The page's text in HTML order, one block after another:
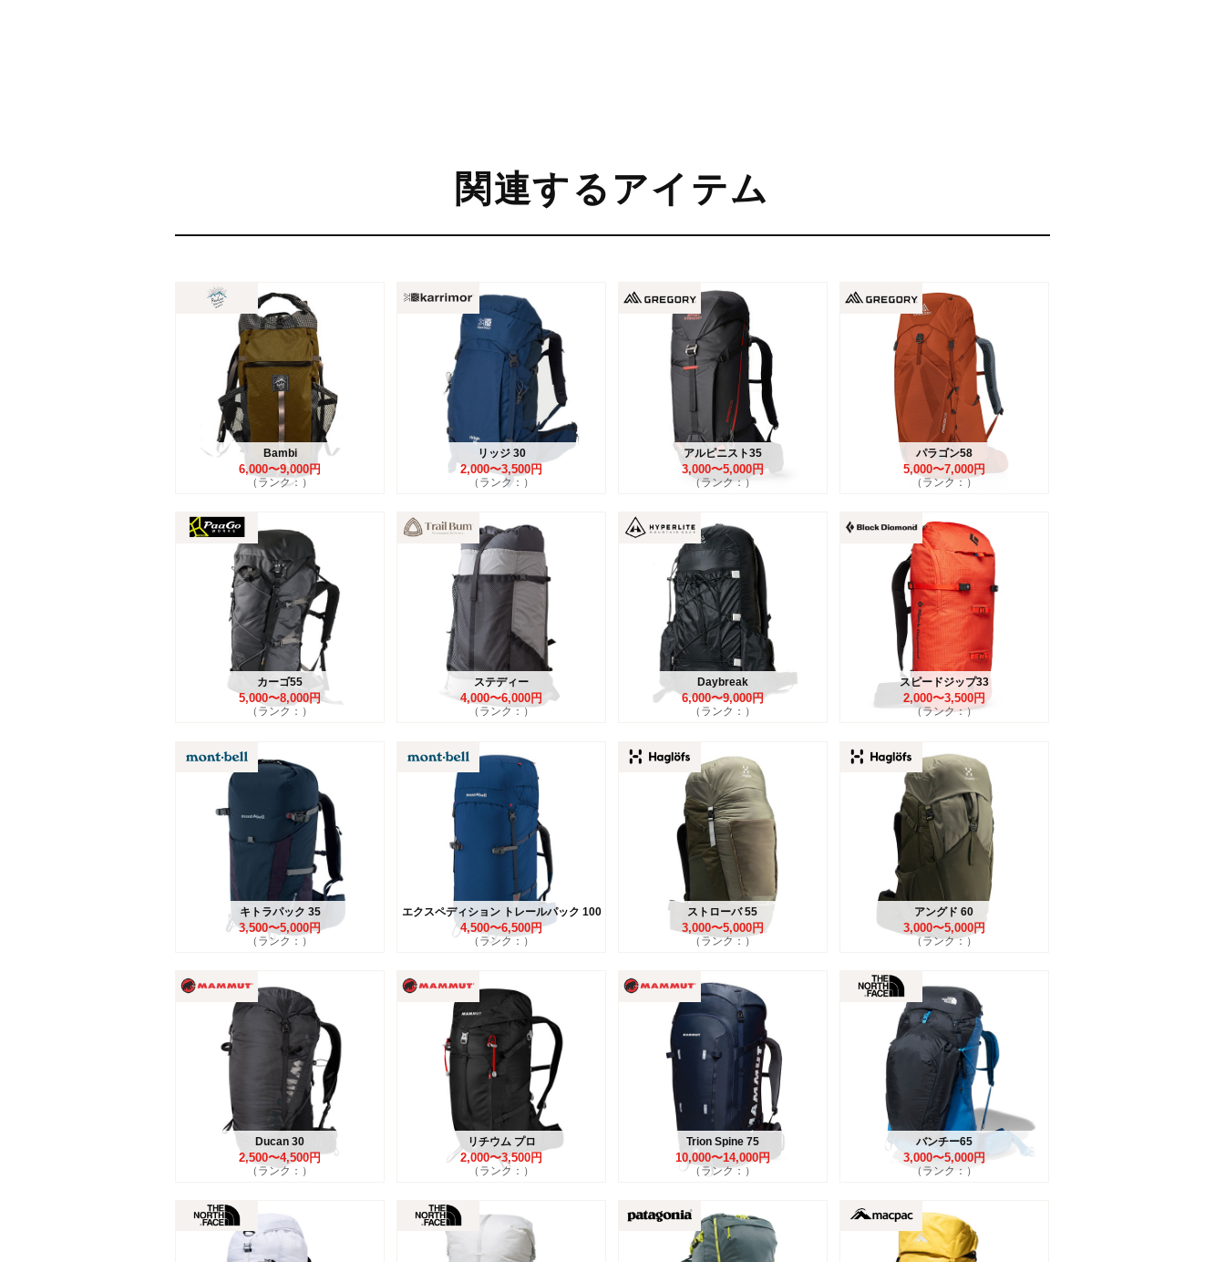
関連するアイテム
Bambi
6,000〜9,000円
（ランク：）
リッジ 30
2,000〜3,500円
（ランク：）
アルピニスト35
3,000〜5,000円
（ランク：）
パラゴン58
5,000〜7,000円
（ランク：）
カーゴ55
5,000〜8,000円
（ランク：）
ステディー
4,000〜6,000円
（ランク：）
Daybreak
6,000〜9,000円
（ランク：）
スピードジップ33
2,000〜3,500円
（ランク：）
キトラパック 35
3,500〜5,000円
（ランク：）
エクスペディション トレールパック 100
4,500〜6,500円
（ランク：）
ストローバ 55
3,000〜5,000円
（ランク：）
アングド 60
3,000〜5,000円
（ランク：）
Ducan 30
2,500〜4,500円
（ランク：）
リチウム プロ
2,000〜3,500円
（ランク：）
Trion Spine 75
10,000〜14,000円
（ランク：）
バンチー65
3,000〜5,000円
（ランク：）